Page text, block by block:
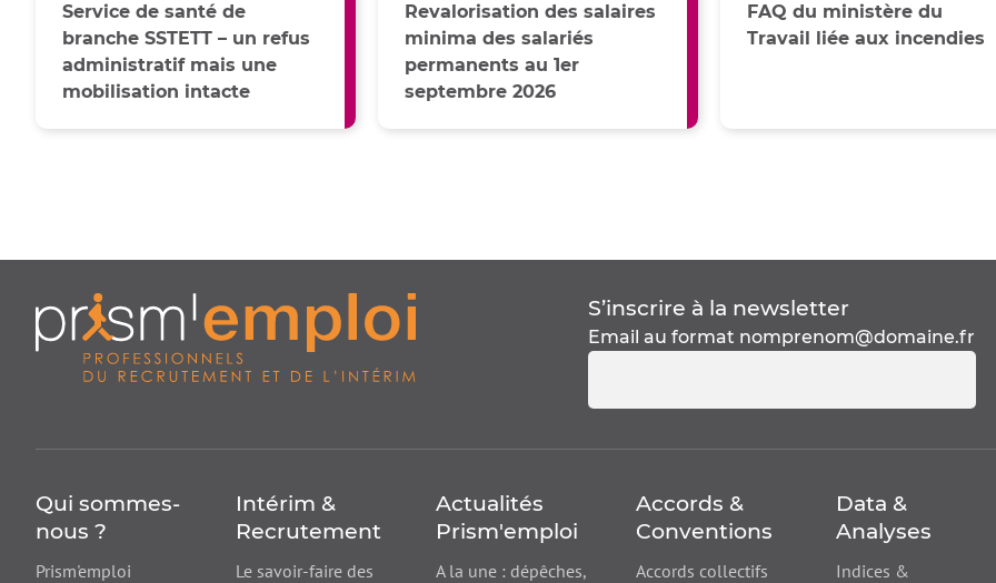
Service de santé de
branche SSTETT – un refus
administratif mais une
mobilisation intacte
Revalorisation des salaires
minima des salariés
permanents au 1er
septembre 2026
FAQ du ministère du
Travail liée aux incendies
S’inscrire à la newsletter
Email au format nomprenom@domaine.fr
Qui sommes-
nous ?
Prism'emploi
Intérim &
Recrutement
Le savoir-faire des
Actualités
Prism'emploi
A la une : dépêches,
Accords &
Conventions
Accords collectifs
Data &
Analyses
Indices &